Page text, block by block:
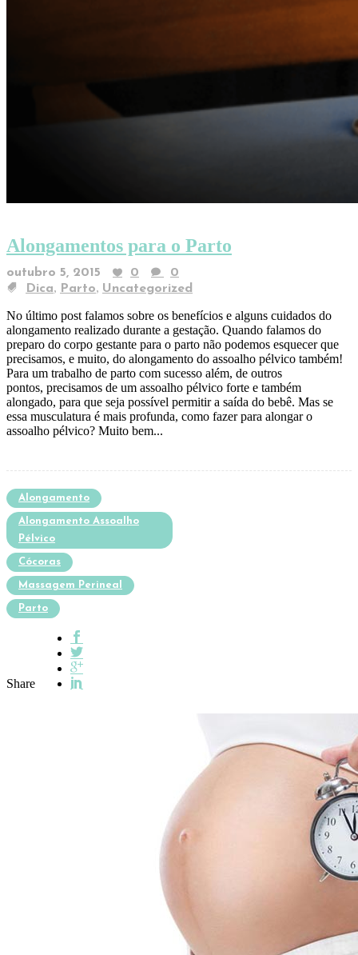
Alongamentos para o Parto
outubro 5, 2015 0
0
Dica, Parto, Uncategorized
No último post falamos sobre os benefícios e alguns cuidados do
alongamento realizado durante a gestação. Quando falamos do
preparo do corpo gestante para o parto não podemos esquecer que
precisamos, e muito, do alongamento do assoalho pélvico também!
Para um trabalho de parto com sucesso além, de outros
pontos, precisamos de um assoalho pélvico forte e também
alongado, para que seja possível permitir a saída do bebê. Mas se
essa musculatura é mais profunda, como fazer para alongar o
assoalho pélvico? Muito bem...
Alongamento
Alongamento Assoalho
Pélvico
Cócoras
Massagem Perineal
Parto
Share